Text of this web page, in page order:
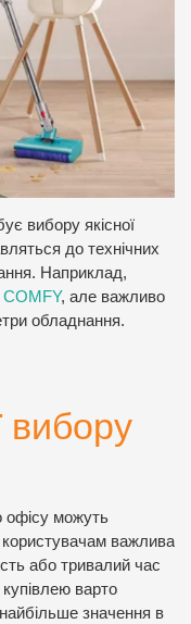
вибору якісної
до технічних
Наприклад,
, але важливо
обладнання.
вибору
офісу можуть
користувачам важлива
або тривалий час
варто
значення в